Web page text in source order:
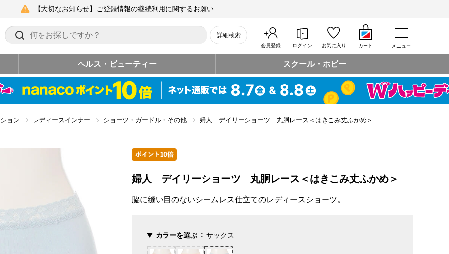
【大切なお知らせ】ご登録情報の継続利用に関するお願い
詳細検索
会員登録 ログイン お気に入り カート メニュー
ヘルス・ビューティー スクール・ホビー
ョン レディースインナー ショーツ・ガードル・その他 婦人 デイリーショーツ 丸胴レース＜はきこみ丈ふかめ＞
婦人 デイリーショーツ 丸胴レース＜はきこみ丈ふかめ＞
脇に縫い目のないシームレス仕立てのレディースショーツ。
カラーを選ぶ サックス